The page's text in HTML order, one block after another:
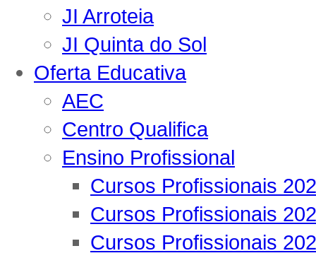
JI Arroteia
JI Quinta do Sol
Oferta Educativa
AEC
Centro Qualifica
Ensino Profissional
Cursos Profissionais
Cursos Profissionais
Cursos Profissionais